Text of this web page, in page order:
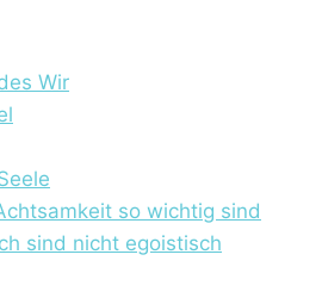
Wir
so wichtig sind
sind nicht egoistisch